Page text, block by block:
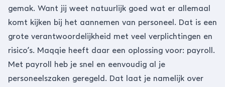
gemak. Want jij weet natuurlijk goed wat er allemaal
komt kijken bij het aannemen van personeel . Dat is een
grote verantwoordelijkheid met veel verplichtingen en
risico’s. Maqqie heeft daar een oplossing voor: payroll.
Met payroll heb je snel en eenvoudig al je
personeelszaken geregeld. Dat laat je namelijk over